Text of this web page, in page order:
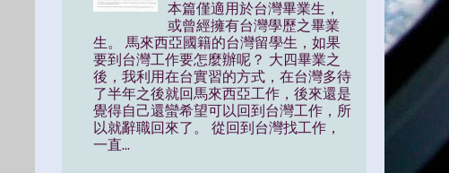
本篇僅適用於台灣畢業生，
或曾經擁有台灣學歷之畢業
生。 馬來西亞國籍的台灣留學生，如果
要到台灣工作要怎麼辦呢？ 大四畢業之
後，我利用在台實習的方式，在台灣多待
了半年之後就回馬來西亞工作，後來還是
覺得自己還蠻希望可以回到台灣工作，所
以就辭職回來了。 從回到台灣找工作，
一直...